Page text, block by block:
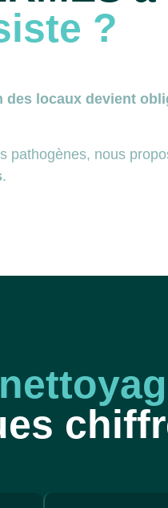
?
des locaux devient
pathogènes, nous
.